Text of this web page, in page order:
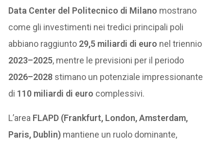
Data Center del Politecnico di Milano mostrano
come gli investimenti nei tredici principali poli
abbiano raggiunto 29,5 miliardi di euro nel triennio
2023–2025, mentre le previsioni per il periodo
2026–2028 stimano un potenziale impressionante
di 110 miliardi di euro complessivi.
L’area FLAPD (Frankfurt, London, Amsterdam,
Paris, Dublin) mantiene un ruolo dominante,